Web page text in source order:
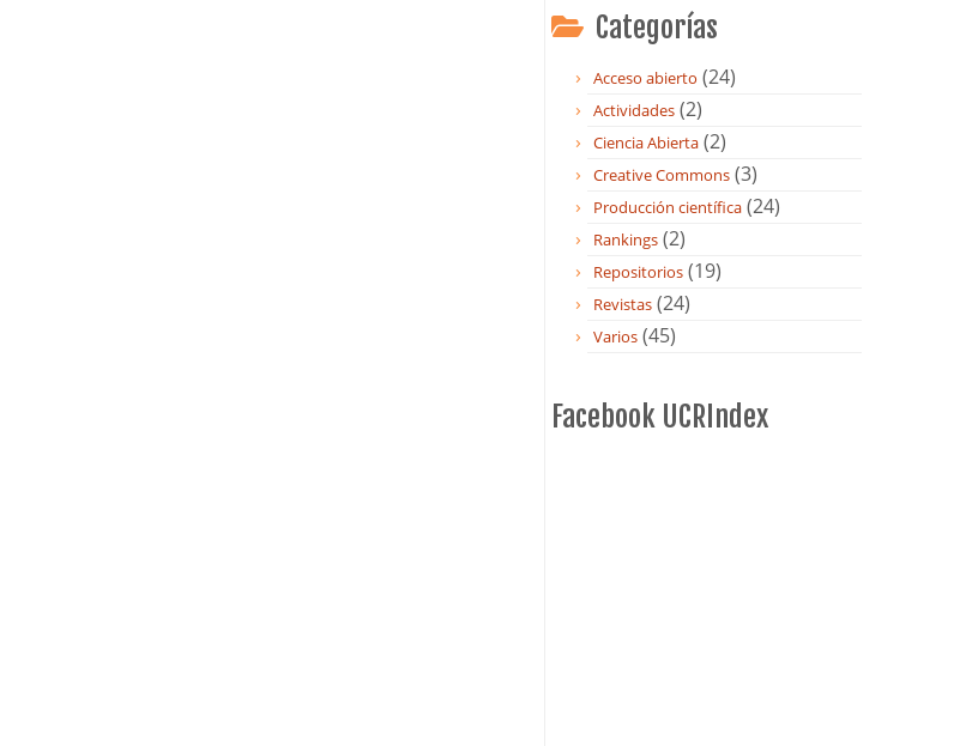
Categorías
Acceso abierto (24)
Actividades (2)
Ciencia Abierta (2)
Creative Commons (3)
Producción científica (24)
Rankings (2)
Repositorios (19)
Revistas (24)
Varios (45)
Facebook UCRIndex